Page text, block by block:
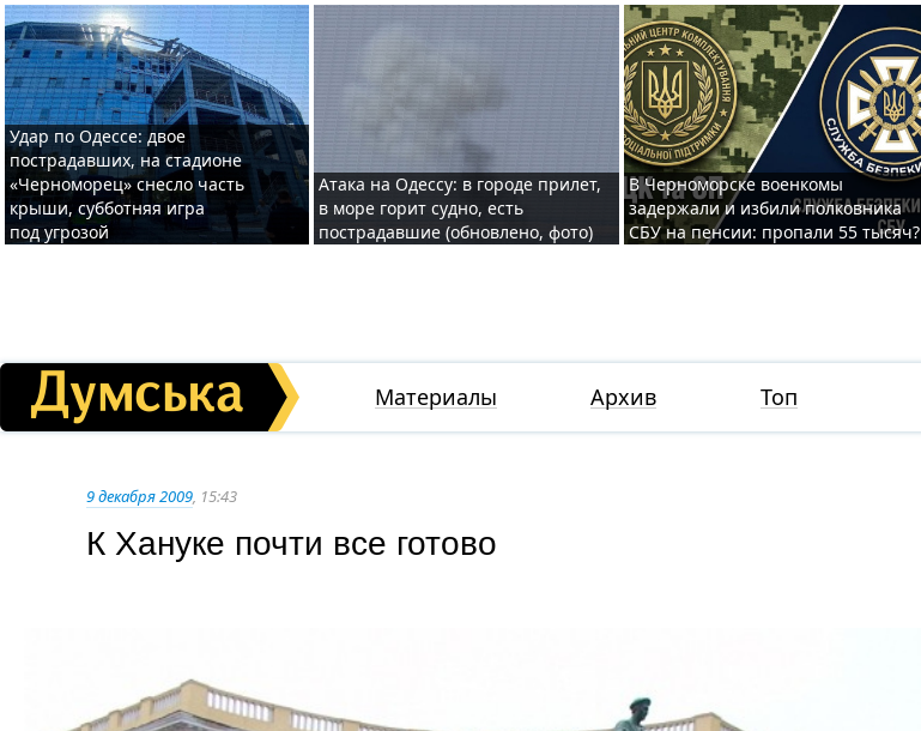
Удар по Одессе: двое
пострадавших, на стадионе
«Черноморец» снесло часть
крыши, субботняя игра
под угрозой
Атака на Одессу: в городе прилет,
в море горит судно, есть
пострадавшие (обновлено, фото)
В Черноморске военкомы
задержали и избили полковника
СБУ на пенсии: пропали 55 тысяч?
Материалы Архив Топ
9 декабря 2009, 15:43
К Хануке почти все готово